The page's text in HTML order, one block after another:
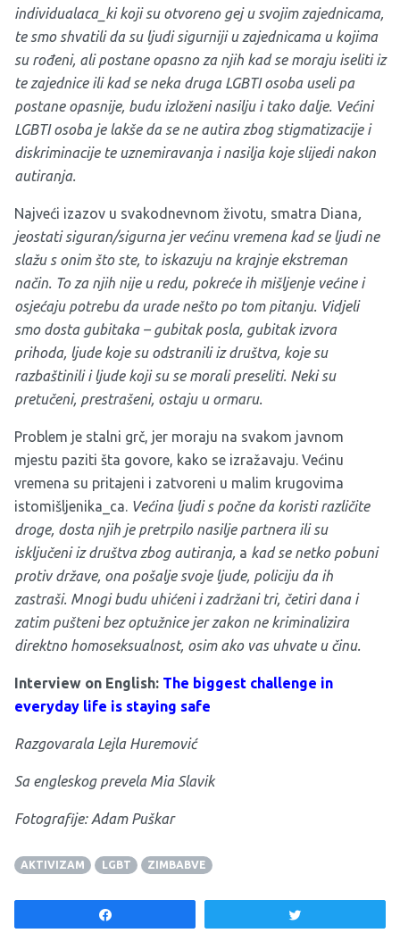
individualaca_ki koji su otvoreno gej u svojim zajednicama,
te smo shvatili da su ljudi sigurniji u zajednicama u kojima
su rođeni, ali postane opasno za njih kad se moraju iseliti iz
te zajednice ili kad se neka druga LGBTI osoba useli pa
postane opasnije, budu izloženi nasilju i tako dalje. Većini
LGBTI osoba je lakše da se ne autira zbog stigmatizacije i
diskriminacije te uznemiravanja i nasilja koje slijedi nakon
autiranja.
Najveći izazov u svakodnevnom životu, smatra Diana,
jeostati siguran/sigurna jer većinu vremena kad se ljudi ne
slažu s onim što ste, to iskazuju na krajnje ekstreman
način. To za njih nije u redu, pokreće ih mišljenje većine i
osjećaju potrebu da urade nešto po tom pitanju. Vidjeli
smo dosta gubitaka – gubitak posla, gubitak izvora
prihoda, ljude koje su odstranili iz društva, koje su
razbaštinili i ljude koji su se morali preseliti. Neki su
pretučeni, prestrašeni, ostaju u ormaru.
Problem je stalni grč, jer moraju na svakom javnom
mjestu paziti šta govore, kako se izražavaju. Većinu
vremena su pritajeni i zatvoreni u malim krugovima
istomišljenika_ca. Većina ljudi s počne da koristi različite
droge, dosta njih je pretrpilo nasilje partnera ili su
isključeni iz društva zbog autiranja, a kad se netko pobuni
protiv države, ona pošalje svoje ljude, policiju da ih
zastraši. Mnogi budu uhićeni i zadržani tri, četiri dana i
zatim pušteni bez optužnice jer zakon ne kriminalizira
direktno homoseksualnost, osim ako vas uhvate u činu.
Interview on English: The biggest challenge in
everyday life is staying safe
Razgovarala Lejla Huremović
Sa engleskog prevela Mia Slavik
Fotografije: Adam Puškar
AKTIVIZAM LGBT ZIMBABVE